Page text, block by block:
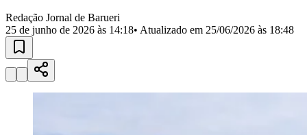
VistaCalifórniaCarapicuíba
RegiãoCotia Cruz PretaEngenho NovoFazenda
Militar
Califórnia
Esperança
JulioJardim Líbano
MutingaJardim ParaísoJardim PaulistaJardim ReginaliceJardim São
Redação Jornal de Barueri
25 de junho de 2026 às 14:18• Atualizado em 25/06/2026 às 18:48